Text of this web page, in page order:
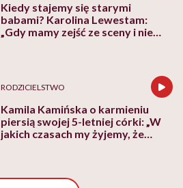
Kiedy stajemy się starymi
babami? Karolina Lewestam:
„Gdy mamy zejść ze sceny i nie
RODZICIELSTWO
Kamila Kamińska o karmieniu
piersią swojej 5-letniej córki: „W
jakich czasach my żyjemy, że